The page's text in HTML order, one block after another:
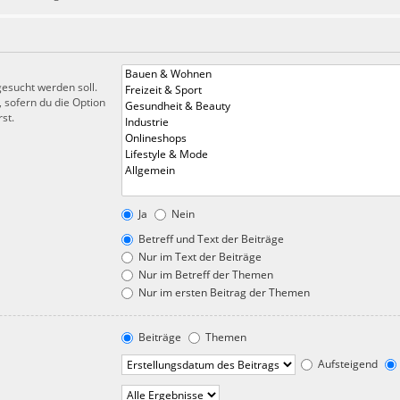
werden soll.
du die Option
Ja
Nein
Betreff und Text der Beiträge
Nur im Text der Beiträge
Nur im Betreff der Themen
Nur im ersten Beitrag der Themen
Beiträge
Themen
Aufsteigend